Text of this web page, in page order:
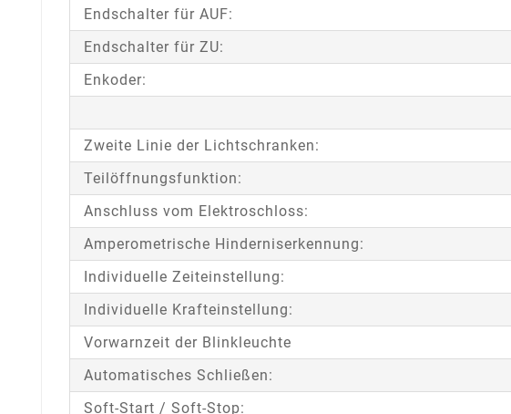
Endschalter für AUF:
Endschalter für ZU:
Enkoder:
Zweite Linie der Lichtschranken:
Teilöffnungsfunktion:
Anschluss vom Elektroschloss:
Amperometrische Hinderniserkennung:
Individuelle Zeiteinstellung:
Individuelle Krafteinstellung:
Vorwarnzeit der Blinkleuchte
Automatisches Schließen:
Soft-Start / Soft-Stop: